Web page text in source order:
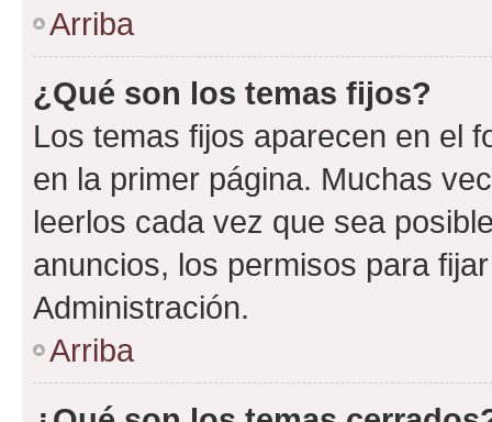
Arriba
¿Qué son los temas fijos?
Los temas fijos aparecen en el
en la primer página. Muchas
leerlos cada vez que sea
anuncios, los permisos para
Administración.
Arriba